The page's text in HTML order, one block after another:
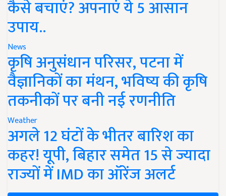
कैसे बचाएं? अपनाएं ये 5 आसान
उपाय..
News
कृषि अनुसंधान परिसर, पटना में
वैज्ञानिकों का मंथन, भविष्य की कृषि
तकनीकों पर बनी नई रणनीति
Weather
अगले 12 घंटों के भीतर बारिश का
कहर! यूपी, बिहार समेत 15 से ज्यादा
राज्यों में IMD का ऑरेंज अलर्ट